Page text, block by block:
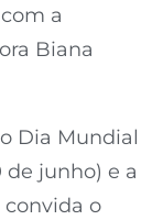
a
Biana
Dia Mundial
de junho) e a
convida o